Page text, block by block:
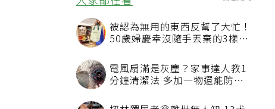
大家都在看
被認為無用的東西反幫了大忙！
50歲婦慶幸沒隨手丟棄的3樣物
電風扇滿是灰塵？家事達人教1
汙附著